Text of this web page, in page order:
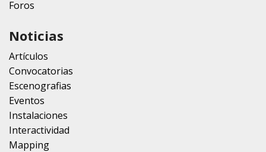
Foros
Noticias
Artículos
Convocatorias
Escenografias
Eventos
Instalaciones
Interactividad
Mapping